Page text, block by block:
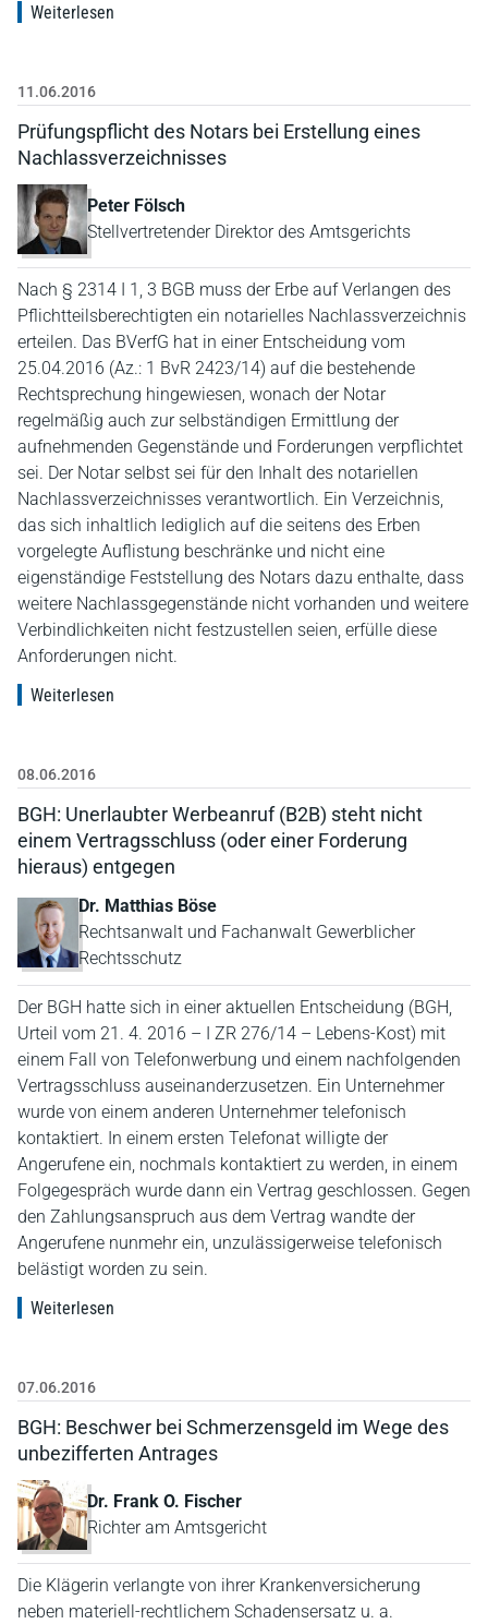
Weiterlesen
11.06.2016
Prüfungspflicht des Notars bei Erstellung eines
Nachlassverzeichnisses
Peter Fölsch
Stellvertretender Direktor des Amtsgerichts
Nach § 2314 I 1, 3 BGB muss der Erbe auf Verlangen des
Pflichtteilsberechtigten ein notarielles Nachlassverzeichnis
erteilen. Das BVerfG hat in einer Entscheidung vom
25.04.2016 (Az.: 1 BvR 2423/14) auf die bestehende
Rechtsprechung hingewiesen, wonach der Notar
regelmäßig auch zur selbständigen Ermittlung der
aufnehmenden Gegenstände und Forderungen verpflichtet
sei. Der Notar selbst sei für den Inhalt des notariellen
Nachlassverzeichnisses verantwortlich. Ein Verzeichnis,
das sich inhaltlich lediglich auf die seitens des Erben
vorgelegte Auflistung beschränke und nicht eine
eigenständige Feststellung des Notars dazu enthalte, dass
weitere Nachlassgegenstände nicht vorhanden und weitere
Verbindlichkeiten nicht festzustellen seien, erfülle diese
Anforderungen nicht.
Weiterlesen
08.06.2016
BGH: Unerlaubter Werbeanruf (B2B) steht nicht
einem Vertragsschluss (oder einer Forderung
hieraus) entgegen
Dr. Matthias Böse
Rechtsanwalt und Fachanwalt Gewerblicher
Rechtsschutz
Der BGH hatte sich in einer aktuellen Entscheidung (BGH,
Urteil vom 21. 4. 2016 – I ZR 276/14 – Lebens-Kost) mit
einem Fall von Telefonwerbung und einem nachfolgenden
Vertragsschluss auseinanderzusetzen. Ein Unternehmer
wurde von einem anderen Unternehmer telefonisch
kontaktiert. In einem ersten Telefonat willigte der
Angerufene ein, nochmals kontaktiert zu werden, in einem
Folgegespräch wurde dann ein Vertrag geschlossen. Gegen
den Zahlungsanspruch aus dem Vertrag wandte der
Angerufene nunmehr ein, unzulässigerweise telefonisch
belästigt worden zu sein.
Weiterlesen
07.06.2016
BGH: Beschwer bei Schmerzensgeld im Wege des
unbezifferten Antrages
Dr. Frank O. Fischer
Richter am Amtsgericht
Die Klägerin verlangte von ihrer Krankenversicherung
neben materiell-rechtlichem Schadensersatz u. a.